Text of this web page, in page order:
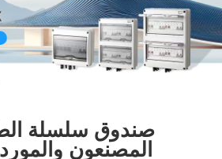
صندوق سلسلة
المصنعون